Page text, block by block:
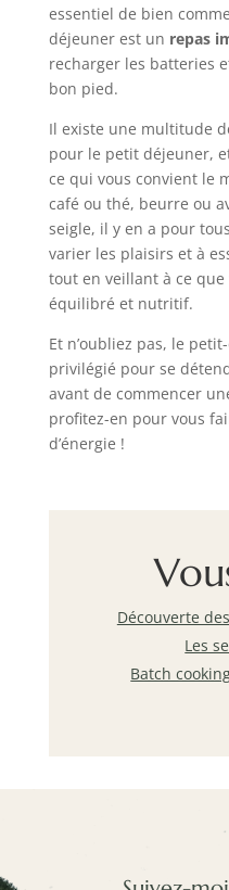
essentiel de bien
déjeuner est un repas
recharger les batteries
bon pied.
Il existe une multitude
pour le petit déjeuner,
ce qui vous convient le
café ou thé, beurre ou
seigle, il y en a pour
varier les plaisirs et à
tout en veillant à ce
équilibré et nutritif.
Et n’oubliez pas, le
privilégié pour se
avant de commencer
profitez-en pour vous
d’énergie !
Découverte
Les
Batch